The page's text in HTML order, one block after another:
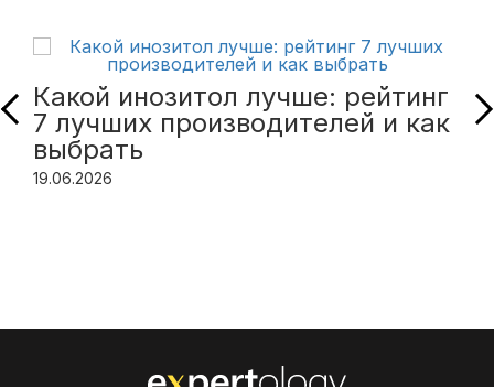
Какой инозитол лучше: рейтинг
7 лучших производителей и как
выбрать
19.06.2026